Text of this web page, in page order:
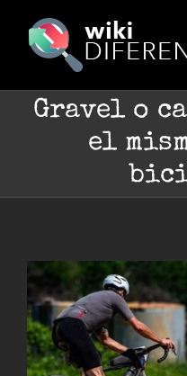
Gravel o
el
Ver
imagen
más
grande